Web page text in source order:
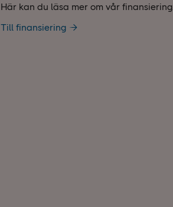
Här kan du läsa mer om vår finansiering.
Till finansiering